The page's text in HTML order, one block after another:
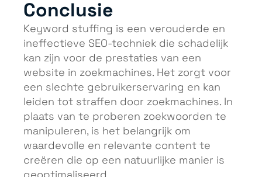
Conclusie
Keyword stuffing is een verouderde en
ineffectieve SEO-techniek die schadelijk
kan zijn voor de prestaties van een
website in zoekmachines. Het zorgt voor
een slechte gebruikerservaring en kan
leiden tot straffen door zoekmachines. In
plaats van te proberen zoekwoorden te
manipuleren, is het belangrijk om
waardevolle en relevante content te
creëren die op een natuurlijke manier is